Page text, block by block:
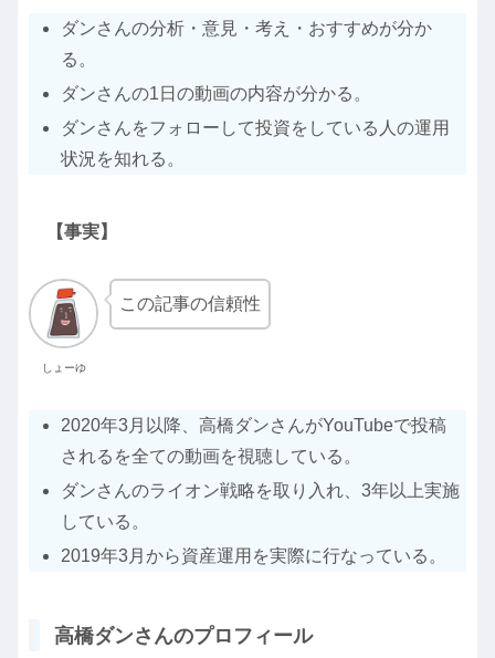
ダンさんの分析・意見・考え・おすすめが分か
る。
ダンさんの1日の動画の内容が分かる。
ダンさんをフォローして投資をしている人の運用
状況を知れる。
【事実】
しょーゆ
この記事の信頼性
2020年3月以降、高橋ダンさんがYouTubeで投稿
されるを全ての動画を視聴している。
ダンさんのライオン戦略を取り入れ、3年以上実施
している。
2019年3月から資産運用を実際に行なっている。
高橋ダンさんのプロフィール